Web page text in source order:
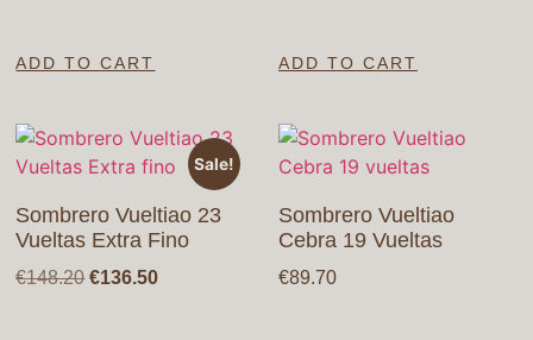
ADD TO CART ADD TO CART
Sale!
Sombrero Vueltiao 23
Vueltas Extra Fino
€148.20 €136.50
Sombrero Vueltiao
Cebra 19 Vueltas
€89.70